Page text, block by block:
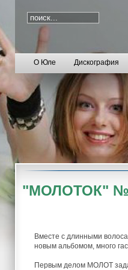
О Юле Дискография
"МОЛОТОК"
Вместе с длинными
новым альбомом, много
Первым делом МОЛОТ